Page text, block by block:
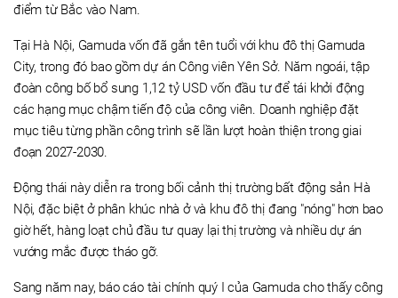
điểm từ Bắc vào Nam.
Tại Hà Nội, Gamuda vốn đã gắn tên tuổi với khu đô thị Gamuda
City, trong đó bao gồm dự án Công viên Yên Sở. Năm ngoái, tập
đoàn công bố bổ sung 1,12 tỷ USD vốn đầu tư để tái khởi động
các hạng mục chậm tiến độ của công viên. Doanh nghiệp đặt
mục tiêu từng phần công trình sẽ lần lượt hoàn thiện trong giai
đoạn 2027-2030.
Động thái này diễn ra trong bối cảnh thị trường bất động sản Hà
Nội, đặc biệt ở phân khúc nhà ở và khu đô thị đang "nóng" hơn bao
giờ hết, hàng loạt chủ đầu tư quay lại thị trường và nhiều dự án
vướng mắc được tháo gỡ.
Sang năm nay, báo cáo tài chính quý I của Gamuda cho thấy công